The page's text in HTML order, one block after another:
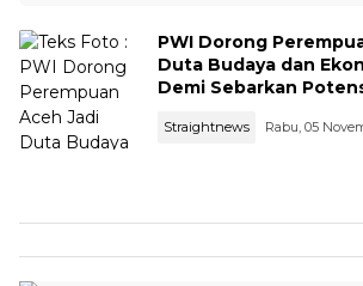
PWI Dorong
Duta Budaya dan
Demi Sebarkan
Straightnews Rabu, 05